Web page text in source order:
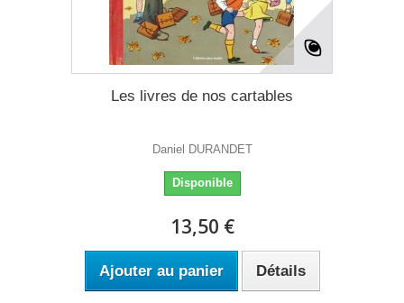
Les livres de nos cartables
Daniel DURANDET
Disponible
13,50 €
Ajouter au panier Détails